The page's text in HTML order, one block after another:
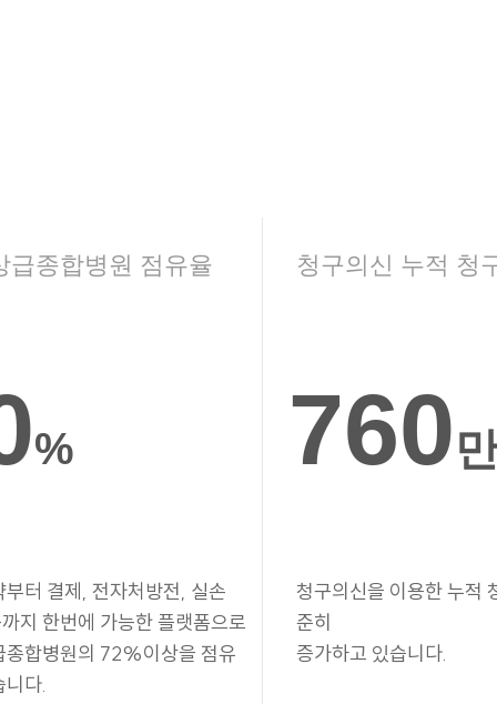
급종합병원 점유율
%
부터 결제, 전자처방전, 실손
지 한번에 가능한 플랫폼으로
종합병원의 72%이상을 점유
니다.
청구의신 누적 청
760
청구의신을 이용한 누적
준히
증가하고 있습니다.